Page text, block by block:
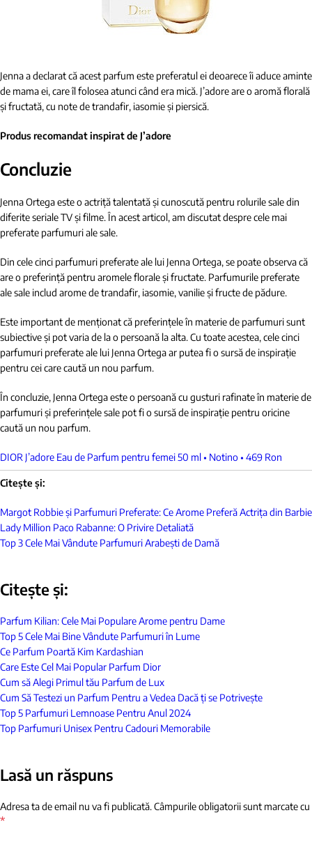
Jenna a declarat că acest parfum este preferatul ei deoarece îi aduce aminte
de mama ei, care îl folosea atunci când era mică. J’adore are o aromă florală
și fructată, cu note de trandafir, iasomie și piersică.
Produs recomandat inspirat de J’adore
Concluzie
Jenna Ortega este o actriță talentată și cunoscută pentru rolurile sale din
diferite seriale TV și filme. În acest articol, am discutat despre cele mai
preferate parfumuri ale sale.
Din cele cinci parfumuri preferate ale lui Jenna Ortega, se poate observa că
are o preferință pentru aromele florale și fructate. Parfumurile preferate
ale sale includ arome de trandafir, iasomie, vanilie și fructe de pădure.
Este important de menționat că preferințele în materie de parfumuri sunt
subiective și pot varia de la o persoană la alta. Cu toate acestea, cele cinci
parfumuri preferate ale lui Jenna Ortega ar putea fi o sursă de inspirație
pentru cei care caută un nou parfum.
În concluzie, Jenna Ortega este o persoană cu gusturi rafinate în materie de
parfumuri și preferințele sale pot fi o sursă de inspirație pentru oricine
caută un nou parfum.
DIOR J’adore Eau de Parfum pentru femei 50 ml • Notino • 469 Ron
Citește și:
Margot Robbie și Parfumuri Preferate: Ce Arome Preferă Actrița din Barbie
Lady Million Paco Rabanne: O Privire Detaliată
Top 3 Cele Mai Vândute Parfumuri Arabești de Damă
Citește și:
Parfum Kilian: Cele Mai Populare Arome pentru Dame
Top 5 Cele Mai Bine Vândute Parfumuri în Lume
Ce Parfum Poartă Kim Kardashian
Care Este Cel Mai Popular Parfum Dior
Cum să Alegi Primul tău Parfum de Lux
Cum Să Testezi un Parfum Pentru a Vedea Dacă ți se Potrivește
Top 5 Parfumuri Lemnoase Pentru Anul 2024
Top Parfumuri Unisex Pentru Cadouri Memorabile
Lasă un răspuns
Adresa ta de email nu va fi publicată. Câmpurile obligatorii sunt marcate cu
*